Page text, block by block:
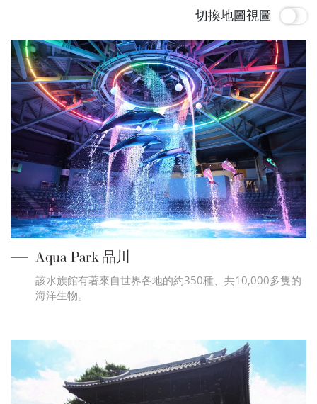
切換地圖視圖
Aqua Park 品川
該水族館有著來自世界各地的約350種、共10,000多隻的
海洋生物。